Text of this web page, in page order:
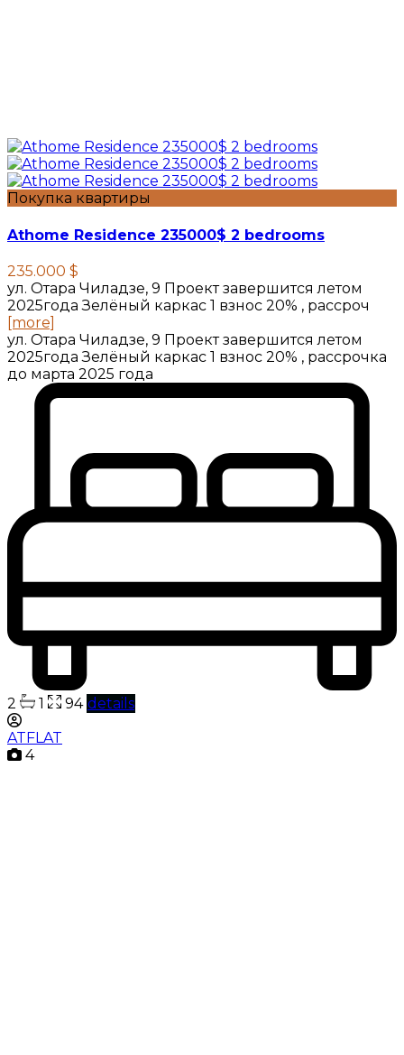
Покупка квартиры
Athome Residence 235000$ 2 bedrooms
235.000 $
ул. Отара Чиладзе, 9 Проект завершится летом
2025года Зелёный каркас 1 взнос 20% , рассроч
[more]
ул. Отара Чиладзе, 9 Проект завершится летом
2025года Зелёный каркас 1 взнос 20% , рассрочка
до марта 2025 года
2 1 94 details
ATFLAT
4